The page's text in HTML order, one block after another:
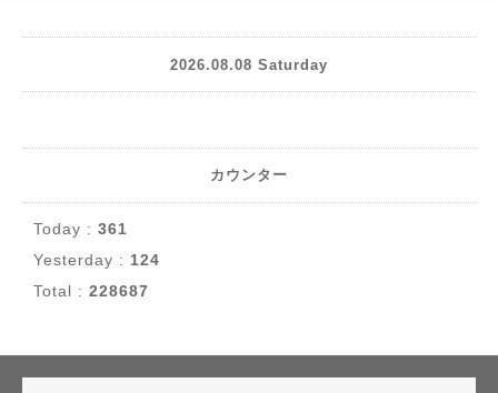
2026.08.08 Saturday
カウンター
Today : 361
Yesterday : 124
Total : 228687